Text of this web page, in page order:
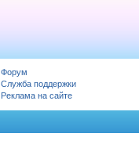
Форум
Служба поддержки
Реклама на сайте